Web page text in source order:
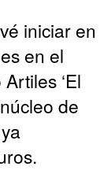
iniciar en
en el
‘El
de